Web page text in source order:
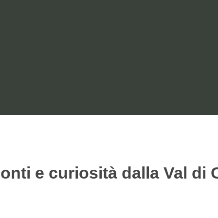
e curiosità dalla Val di